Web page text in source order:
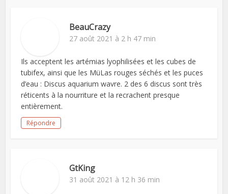
BeauCrazy
27 août 2021 à 2 h 47 min
Ils acceptent les artémias lyophilisées et les cubes de
tubifex, ainsi que les MüLas rouges séchés et les puces
d’eau : Discus aquarium wavre. 2 des 6 discus sont très
réticents à la nourriture et la recrachent presque
entièrement.
Répondre
GtKing
31 août 2021 à 12 h 36 min